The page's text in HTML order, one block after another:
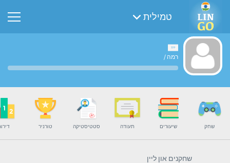
טמילית
רמה /
שחק שיעורים תעודה סטטיסטיקה טורניר
שחקנים און ליין